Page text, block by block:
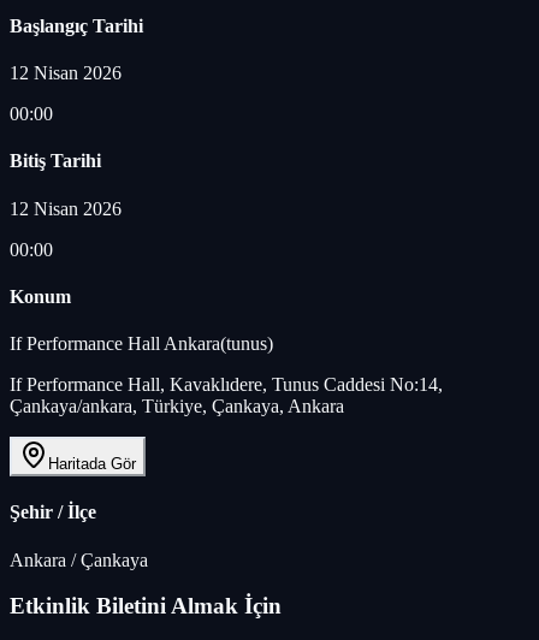
Başlangıç Tarihi
12 Nisan 2026
00:00
Bitiş Tarihi
12 Nisan 2026
00:00
Konum
If Performance Hall Ankara(tunus)
If Performance Hall, Kavaklıdere, Tunus Caddesi No:14,
Çankaya/ankara, Türkiye, Çankaya, Ankara
Haritada Gör
Şehir / İlçe
Ankara /Çankaya
Etkinlik Biletini Almak İçin